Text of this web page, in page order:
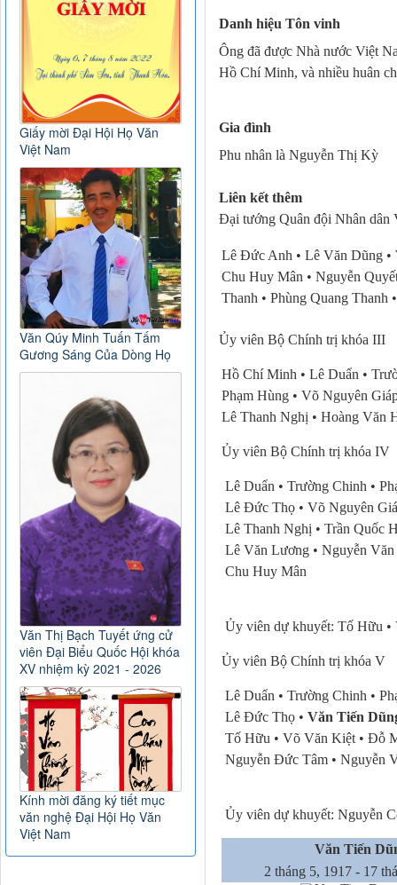
Danh hiệu Tôn vinh
Ông đã được Nhà nước Việt
Hồ Chí Minh, và nhiều huân
Gia đình
Phu nhân là Nguyễn Thị Kỳ
Liên kết thêm
Đại tướng Quân đội Nhân dân
Lê Đức Anh • Lê Văn Dũng •
Chu Huy Mân • Nguyễn
Thanh • Phùng Quang Thanh
Ủy viên Bộ Chính trị khóa III
Hồ Chí Minh • Lê Duẩn •
Phạm Hùng • Võ Nguyên
Lê Thanh Nghị • Hoàng Văn
Ủy viên Bộ Chính trị khóa IV
Lê Duẩn • Trường Chinh •
Lê Đức Thọ • Võ Nguyên
Lê Thanh Nghị • Trần Quốc
Lê Văn Lương • Nguyễn Văn
Chu Huy Mân
Ủy viên dự khuyết: Tố Hữu •
Ủy viên Bộ Chính trị khóa V
Lê Duẩn • Trường Chinh •
Lê Đức Thọ • Văn Tiến
Tố Hữu • Võ Văn Kiệt • Đỗ
Nguyễn Đức Tâm • Nguyễn
Ủy viên dự khuyết: Nguyễn
Văn Tiến
2 tháng 5, 1917 - 17
Giấy mời Đại Hội Họ Văn
Việt Nam
Văn Qúy Minh Tuấn Tấm
Gương Sáng Của Dòng Họ
Văn Thị Bạch Tuyết ứng cử
viên Đại Biểu Quốc Hội khóa
XV nhiệm kỳ 2021 - 2026
Kính mời đăng ký tiết mục
văn nghệ Đại Hội Họ Văn
Việt Nam